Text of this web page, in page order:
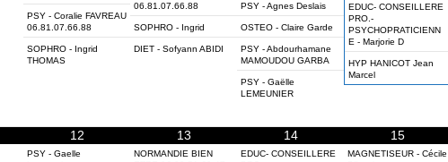
PSY - Coralie FAVREAU
06.81.07.66.88
SOPHRO - Ingrid
THOMAS
06.81.07.66.88
SOPHRO - Ingrid
DIET - Sofyann ABIDI
PSY - Agnes Deslais
OSTEO - Claire Garde
PSY - Abdourhamane
MAMOUDOU GARBA
PSY - Gaëlle
LEMEUNIER
EDUC- CONSEILLERE
PRO.-
PSYCHOPRATICIENN
E - Marjorie D
HYP HANICOT Jean
Marcel
12
PSY - Gaelle
13
NORMANDIE BIEN
14
EDUC- CONSEILLERE
15
MAGNETISEUR - Cécile